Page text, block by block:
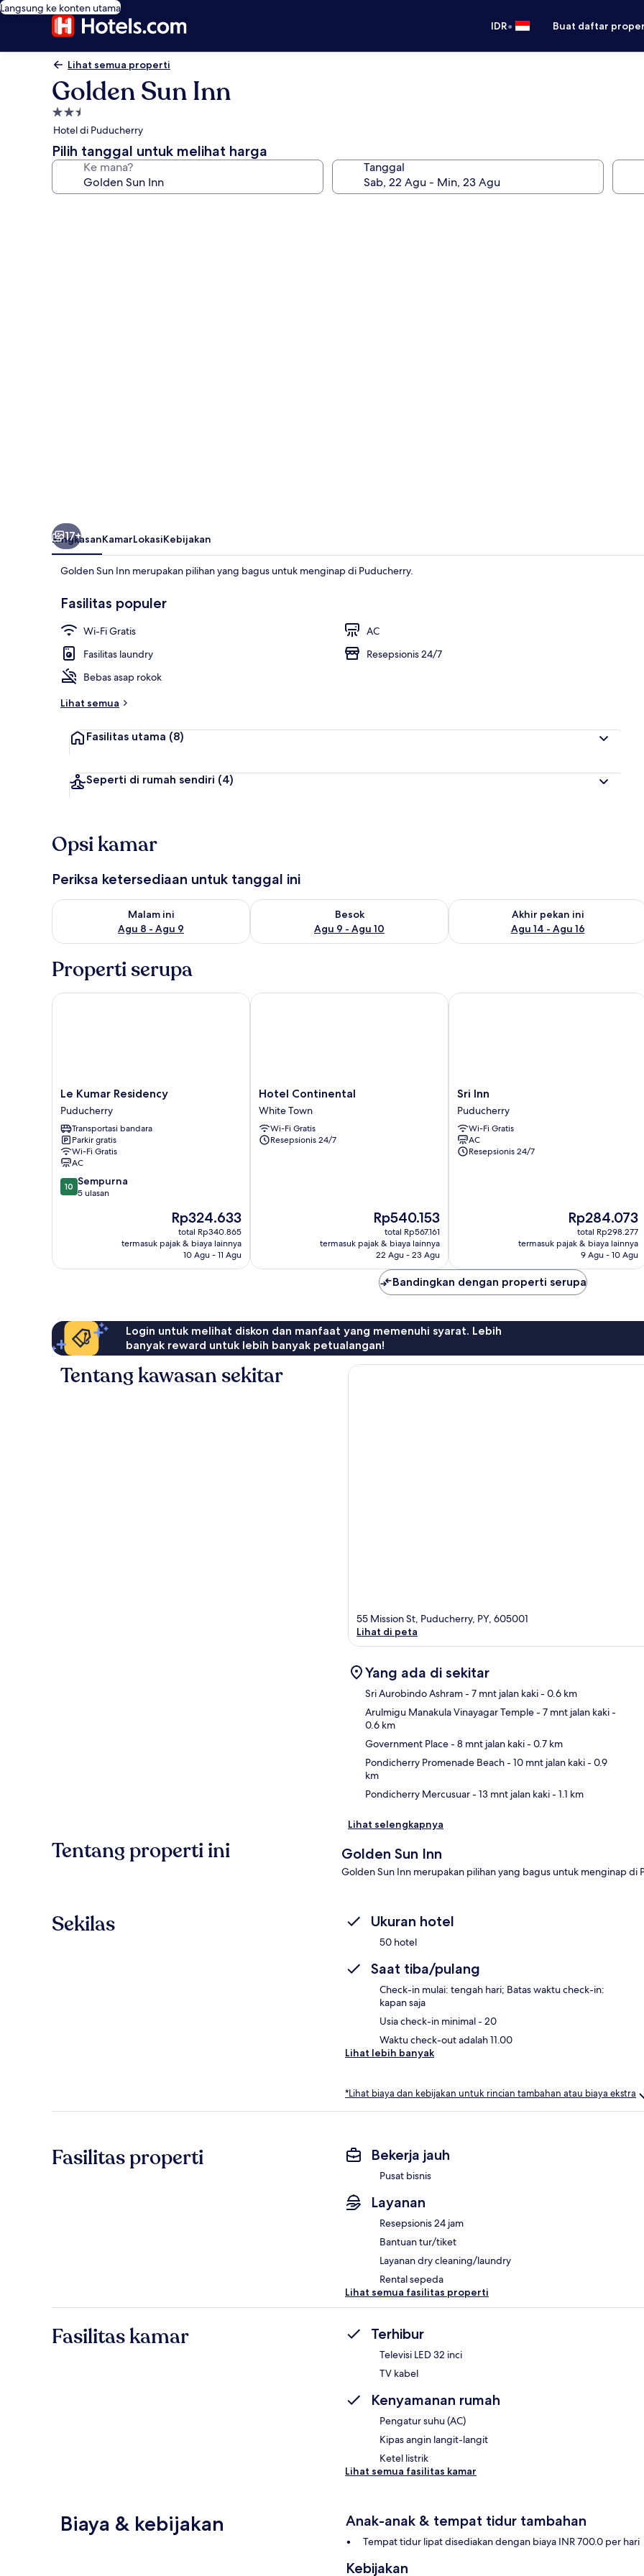
Langsung ke konten utama
IDR• Buat daftar
Lihat semua properti
Golden Sun Inn
Properti
bintang
2.5
Hotel di Puducherry
Pilih tanggal untuk melihat harga
Ke mana? Tanggal
17+
RingkasanKamarLokasiKebijakan
Golden Sun Inn merupakan pilihan yang bagus untuk menginap di Puducherry.
Fasilitas populer
Wi-Fi Gratis
AC
Fasilitas laundry
Resepsionis 24/7
Bebas asap rokok
Lihat semua
Fasilitas utama (8)
Seperti di rumah sendiri (4)
Opsi kamar
Periksa ketersediaan untuk tanggal ini
Malam ini
Agu 8 - Agu 9
Periksa ketersediaan untuk malam ini Agu 8 - Agu 9
Besok
Agu 9 - Agu 10
Periksa ketersediaan untuk besok Agu 9 - Agu 10
Akhir pekan ini
Agu 14 - Agu 16
Periksa ketersediaan untuk akhir
Properti serupa
Le
Kumar
Residency
Puducherry
Le Kumar Residency
Puducherry
Transportasi bandara
Parkir gratis
Wi-Fi Gratis
AC
10.0
dari
10 Sempurna
5 ulasan
Harga
sekarang
Rp324.633
Rp324.633
total Rp340.865
termasuk pajak & biaya lainnya
10 Agu - 11 Agu
Le Kumar Residency
Hotel
Continental
White
Town
Hotel Continental
White Town
Wi-Fi Gratis
Resepsionis 24/7
Harga
sekarang
Rp540.153
Rp540.153
total Rp567.161
termasuk pajak & biaya lainnya
22 Agu - 23 Agu
Hotel Continental
Sri
Inn
Puducherry
Sri Inn
Puducherry
Wi-Fi Gratis
AC
Resepsionis 24/7
Harga
sekarang
Rp284.073
Rp284.073
total Rp298.277
termasuk pajak & biaya lainnya
9 Agu - 10 Agu
Sri Inn
Bandingkan dengan properti serupa
Login untuk melihat diskon dan manfaat yang memenuhi syarat. Lebih
banyak reward untuk lebih banyak petualangan!
Tentang kawasan sekitar
55 Mission St, Puducherry, PY, 605001
Lihat di peta
Yang ada di sekitar
Sri Aurobindo Ashram- 7 mnt jalan kaki- 0.6 km
Arulmigu Manakula Vinayagar Temple- 7 mnt jalan kaki-
0.6 km
Government Place- 8 mnt jalan kaki- 0.7 km
Pondicherry Promenade Beach- 10 mnt jalan kaki- 0.9
km
Pondicherry Mercusuar- 13 mnt jalan kaki- 1.1 km
Lihat selengkapnya
Tentang properti ini Golden Sun Inn
Golden Sun Inn merupakan pilihan yang bagus untuk menginap di
Sekilas Ukuran hotel
50 hotel
Saat tiba/pulang
Check-in mulai: tengah hari; Batas waktu check-in:
kapan saja
Usia check-in minimal - 20
Waktu check-out adalah 11.00
Lihat lebih banyak
*Lihat biaya dan kebijakan untuk rincian tambahan atau biaya ekstra
Fasilitas properti Bekerja jauh
Pusat bisnis
Layanan
Resepsionis 24 jam
Bantuan tur/tiket
Layanan dry cleaning/laundry
Rental sepeda
Lihat semua fasilitas properti
Fasilitas kamar Terhibur
Televisi LED 32 inci
TV kabel
Kenyamanan rumah
Pengatur suhu (AC)
Kipas angin langit-langit
Ketel listrik
Lihat semua fasilitas kamar
Biaya & kebijakan Anak-anak & tempat tidur tambahan
Tempat tidur lipat disediakan dengan biaya INR 700.0 per hari
Kebijakan